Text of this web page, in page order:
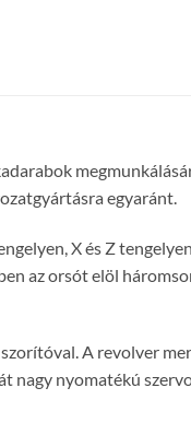
egyaránt.
X és Z
az orsót elöl
A revolver
nagy nyomatékú